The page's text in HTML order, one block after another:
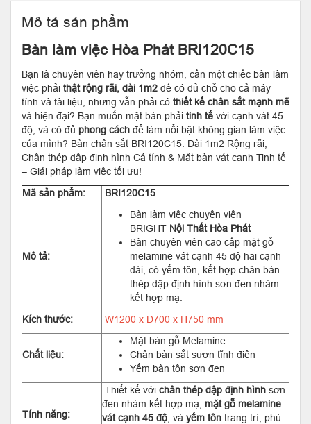
Mô tả sản phẩm
Bàn làm việc Hòa Phát BRI120C15
Bạn là chuyên viên hay trưởng nhóm, cần một chiếc bàn làm
việc phải thật rộng rãi, dài 1m2 để có đủ chỗ cho cả máy
tính và tài liệu, nhưng vẫn phải có thiết kế chân sắt mạnh mẽ
và hiện đại? Bạn muốn mặt bàn phải tinh tế với cạnh vát 45
độ, và có đủ phong cách để làm nổi bật không gian làm việc
của mình? Bàn chân sắt BRI120C15: Dài 1m2 Rộng rãi,
Chân thép dập định hình Cá tính & Mặt bàn vát cạnh Tinh tế
– Giải pháp làm việc tối ưu!
Mã sản phẩm:
BRI120C15
Mô tả:
Bàn làm việc chuyên viên
BRIGHT Nội Thất Hòa Phát
Bàn chuyên viên cao cấp mặt gỗ
melamine vát cạnh 45 độ hai cạnh
dài, có yếm tôn, kết hợp chân bàn
thép dập định hình sơn đen nhám
kết hợp mạ.
Kích thước:
W1200 x D700 x H750 mm
Chất liệu:
Mặt bàn gỗ Melamine
Chân bàn sắt sươn tĩnh điện
Yếm bàn tôn sơn đen
Tính năng:
Thiết kế với chân thép dập định hình sơn
đen nhám kết hợp mạ, mặt gỗ melamine
vát cạnh 45 độ , và yếm tôn trang trí, phù